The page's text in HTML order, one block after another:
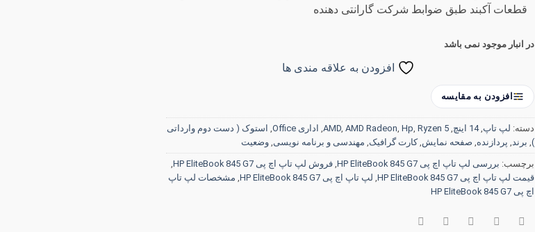
قطعات آکبند طبق ضوابط شرکت گارانتی دهنده
در انبار موجود نمی باشد
افزودن به علاقه مندی ها
افزودن به مقایسه
دسته: لپ تاپ ,14 اینچ AMD AMD Radeon Hp Ryzen 5 اداری Office
استوک ( دست دوم وارداتی
) برند پردازنده صفحه نمایش ,کارت گرافیک مهندسی و برنامه نویسی وضعیت
برچسب: بررسی لپ تاپ اچ پی HP EliteBook 845 G7 فروش لپ تاپ اچ پی HP EliteBook 845 G7
قیمت لپ تاپ اچ پی HP EliteBook 845 G7
لپ تاپ اچ پی HP EliteBook 845 G7
مشخصات لپ تاپ
اچ پی HP EliteBook 845 G7